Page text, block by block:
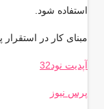
استفاده شود.
مبنای کار در
آپدیت نود32
پرس نیوز